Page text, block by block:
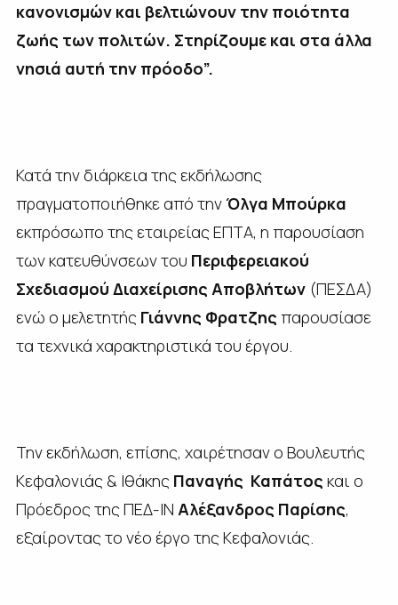
κανονισμών και βελτιώνουν την ποιότητα
ζωής των πολιτών. Στηρίζουμε και στα άλλα
νησιά αυτή την πρόοδο”.
Κατά την διάρκεια της εκδήλωσης
πραγματοποιήθηκε από τηνΌλγα Μπούρκα
εκπρόσωπο της εταιρείας ΕΠΤΑ, η παρουσίαση
των κατευθύνσεων του Περιφερειακού
Σχεδιασμού Διαχείρισης Αποβλήτων(ΠΕΣΔΑ)
ενώ ο μελετητής Γιάννης Φρατζης παρουσίασε
τα τεχνικά χαρακτηριστικά του έργου.
Την εκδήλωση, επίσης, χαιρέτησαν ο Βουλευτής
Κεφαλονιάς & Ιθάκης Παναγής Καπάτος και ο
Πρόεδρος της ΠΕΔ-ΙΝ Αλέξανδρος Παρίσης,
εξαίροντας το νέο έργο της Κεφαλονιάς.